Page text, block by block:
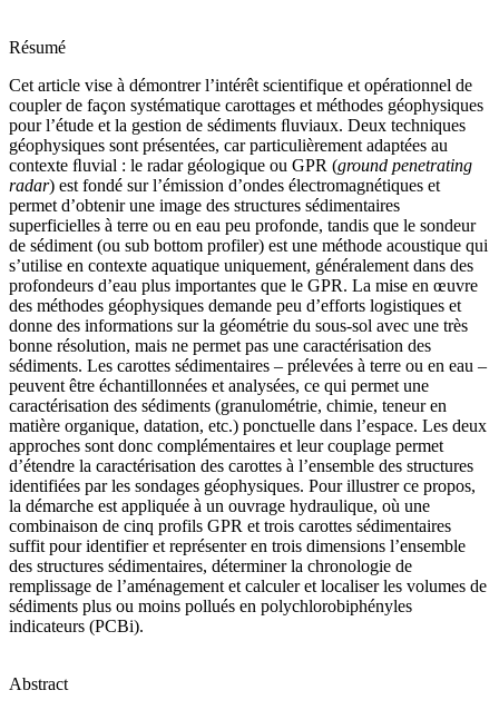
Résumé
Cet article vise à démontrer l’intérêt scientifique et opérationnel de
coupler de façon systématique carottages et méthodes géophysiques
pour l’étude et la gestion de sédiments ﬂuviaux. Deux techniques
géophysiques sont présentées, car particulièrement adaptées au
contexte ﬂuvial : le radar géologique ou GPR (ground penetrating
radar) est fondé sur l’émission d’ondes électromagnétiques et
permet d’obtenir une image des structures sédimentaires
superficielles à terre ou en eau peu profonde, tandis que le sondeur
de sédiment (ou sub bottom profiler) est une méthode acoustique qui
s’utilise en contexte aquatique uniquement, généralement dans des
profondeurs d’eau plus importantes que le GPR. La mise en œuvre
des méthodes géophysiques demande peu d’efforts logistiques et
donne des informations sur la géométrie du sous-sol avec une très
bonne résolution, mais ne permet pas une caractérisation des
sédiments. Les carottes sédimentaires – prélevées à terre ou en eau –
peuvent être échantillonnées et analysées, ce qui permet une
caractérisation des sédiments (granulométrie, chimie, teneur en
matière organique, datation, etc.) ponctuelle dans l’espace. Les deux
approches sont donc complémentaires et leur couplage permet
d’étendre la caractérisation des carottes à l’ensemble des structures
identifiées par les sondages géophysiques. Pour illustrer ce propos,
la démarche est appliquée à un ouvrage hydraulique, où une
combinaison de cinq profils GPR et trois carottes sédimentaires
suffit pour identifier et représenter en trois dimensions l’ensemble
des structures sédimentaires, déterminer la chronologie de
remplissage de l’aménagement et calculer et localiser les volumes de
sédiments plus ou moins pollués en polychlorobiphényles
indicateurs (PCBi).
Abstract